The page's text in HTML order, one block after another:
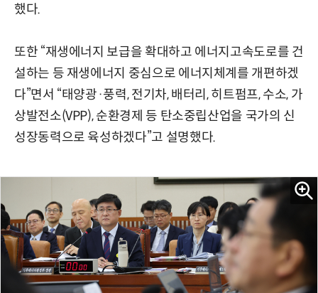
했다.
또한 “재생에너지 보급을 확대하고 에너지고속도로를 건
설하는 등 재생에너지 중심으로 에너지체계를 개편하겠
다”면서 “태양광·풍력, 전기차, 배터리, 히트펌프, 수소, 가
상발전소(VPP), 순환경제 등 탄소중립산업을 국가의 신
성장동력으로 육성하겠다”고 설명했다.